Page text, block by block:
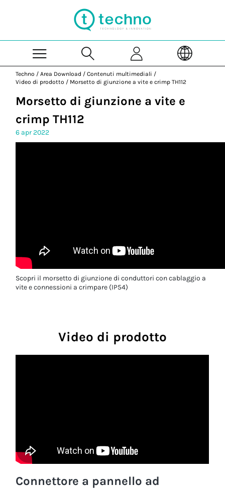
Techno / Area Download / Contenuti multimediali /
Video di prodotto / Morsetto di giunzione a vite e crimp TH112
Morsetto di giunzione a vite e
crimp TH112
6 apr 2022
Scopri il morsetto di giunzione di conduttori con cablaggio a
vite e connessioni a crimpare (IP54)
Video di prodotto
Connettore a pannello ad